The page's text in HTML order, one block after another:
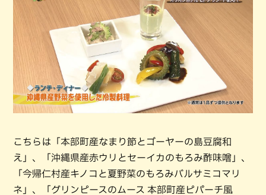
こちらは「本部町産なまり節とゴーヤーの島豆腐和
え」、「沖縄県産赤ウリとセーイカのもろみ酢味噌」、
「今帰仁村産キノコと夏野菜のもろみバルサミコマリ
ネ」、「グリンピースのムース 本部町産ピパーチ風